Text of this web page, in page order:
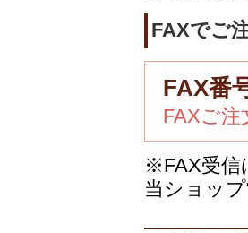
FAXでご
FAX番
FAXご
※FAX受信
当ショッ